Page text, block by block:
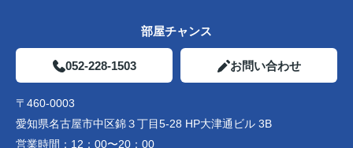
部屋チャンス
052-228-1503 お問い合わせ
〒460-0003
愛知県名古屋市中区錦３丁目5-28 HP大津通ビル 3B
営業時間： 12：00〜20：00